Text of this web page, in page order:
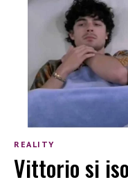
REALITY
Vittorio si